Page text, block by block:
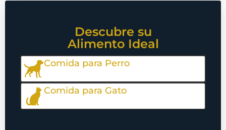
Descubre su
Alimento Ideal
Comida para Perro
Comida para Gato